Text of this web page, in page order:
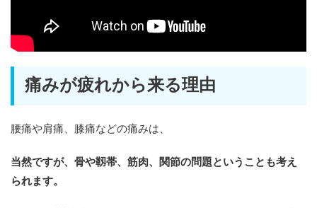
痛みが疲れから来る理由
腰痛や肩痛、膝痛などの痛みは、
当然ですが、骨や靱帯、筋肉、関節の問題ということも考え
られます。